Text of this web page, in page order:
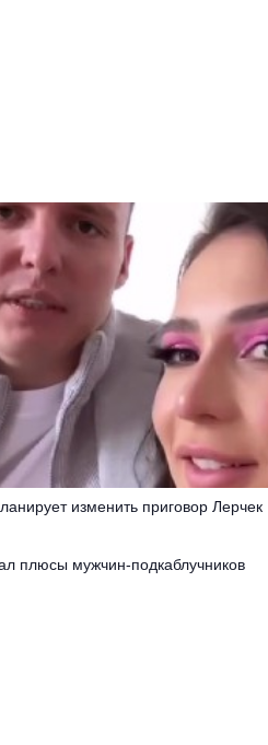
изменить приговор Лерчек
плюсы мужчин-подкаблучников